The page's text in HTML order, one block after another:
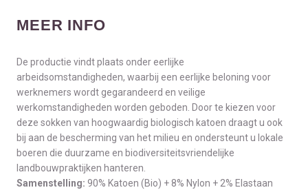
MEER INFO
De productie vindt plaats onder eerlijke
arbeidsomstandigheden, waarbij een eerlijke beloning voor
werknemers wordt gegarandeerd en veilige
werkomstandigheden worden geboden. Door te kiezen voor
deze sokken van hoogwaardig biologisch katoen draagt u ook
bij aan de bescherming van het milieu en ondersteunt u lokale
boeren die duurzame en biodiversiteitsvriendelijke
landbouwpraktijken hanteren.
Samenstelling: 90% Katoen (Bio) + 8% Nylon + 2% Elastaan